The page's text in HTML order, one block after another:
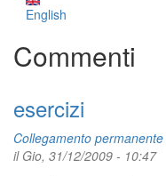
English
Commenti
esercizi
Collegamento permanente
il Gio, 31/12/2009 - 10:47